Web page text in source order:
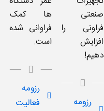
صنعتی
فراونی را
افزایش
دهیم!
رزومه
ها کمک
فراوانی شده
است.
رزومه
فعالیت